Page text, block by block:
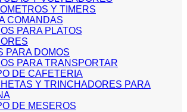
Y TIMERS
COMANDAS
PARA PLATOS
PARA DOMOS
PARA TRANSPORTAR
DE CAFETERIA
Y TRINCHADORES PARA
DE MESEROS